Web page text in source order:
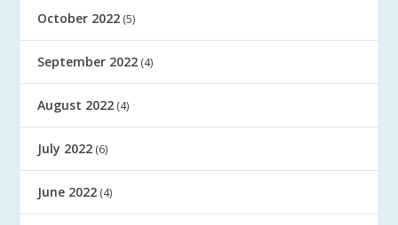
October 2022 (5)
September 2022 (4)
August 2022 (4)
July 2022 (6)
June 2022 (4)